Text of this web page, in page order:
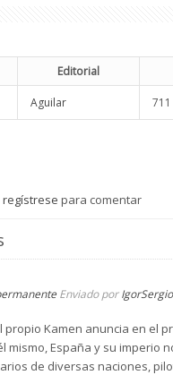
Editorial
Aguilar 711
regístrese para comentar
Enviado porIgorSergio
propio Kamen anuncia en el
mismo, España y su imperio
de diversas naciones,